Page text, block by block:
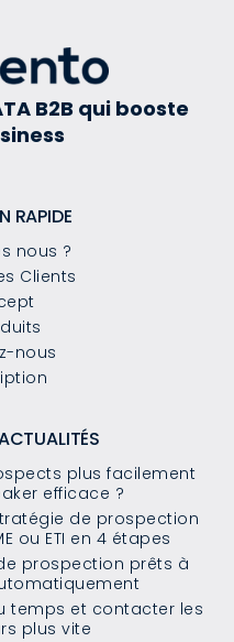
B2B qui booste
RAPIDE
nous ?
Clients
nous
plus facilement
efficace ?
de prospection
ou ETI en 4 étapes
prospection prêts à
temps et contacter les
plus vite